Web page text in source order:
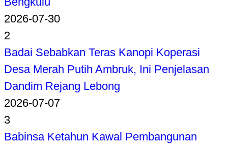
2026-07-30
2
Badai Sebabkan Teras Kanopi Koperasi
Desa Merah Putih Ambruk, Ini Penjelasan
Dandim Rejang Lebong
2026-07-07
3
Babinsa Ketahun Kawal Pembangunan